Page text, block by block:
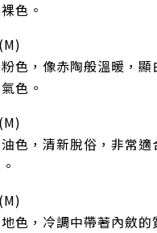
色。
色，像赤陶般溫暖，顯
色。
色，清新脫俗，非常適
色，冷調中帶著內斂的